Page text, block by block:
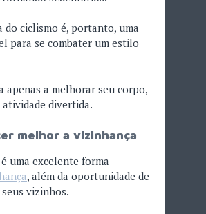
ciclismo é, portanto, uma
para se combater um estilo
apenas a melhorar seu corpo,
atividade divertida.
melhor a vizinhança
uma excelente forma
, além da oportunidade de
vizinhos.